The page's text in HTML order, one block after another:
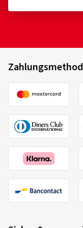
Kenda
Sehr guter Reifen
Dimension:195/65
Ø
Verifizierter Kauf
Tonni L., Dänemark
Kort og godt et